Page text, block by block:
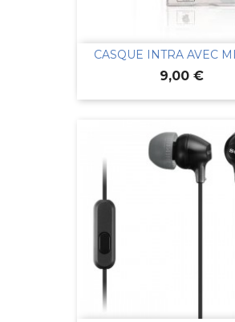
CASQUE INTRA AVEC
Prix
9,00 €